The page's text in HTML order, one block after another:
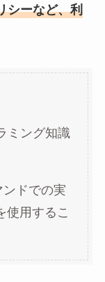
シーなど、利
ミング知識
ドでの実
使用するこ